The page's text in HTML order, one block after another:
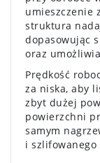
umieszczenie
struktura
dopasowując
oraz
Prędkość
za niska, aby
zbyt dużej
powierzchni
samym
i